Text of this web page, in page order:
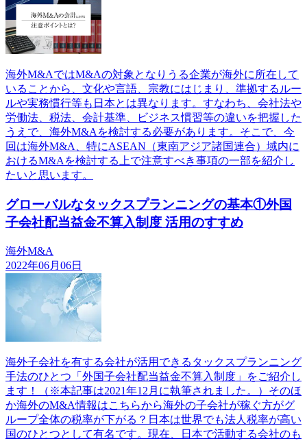
海外M&AではM&Aの対象となりうる企業が海外に所在して
いることから、文化や言語、宗教にはじまり、準拠するルー
ルや実務慣行等も日本とは異なります。すなわち、会社法や
労働法、税法、会計基準、ビジネス慣習等の違いを把握した
うえで、海外M&Aを検討する必要があります。そこで、今
回は海外M&A、特にASEAN（東南アジア諸国連合）域内に
おけるM&Aを検討する上で注意すべき事項の一部を紹介し
たいと思います。
グローバルなタックスプランニングの基本①外国
子会社配当益金不算入制度 活用のすすめ
海外M&A
2022年06月06日
海外子会社を有する会社が活用できるタックスプランニング
手法のひとつ「外国子会社配当益金不算入制度」をご紹介し
ます！（※本記事は2021年12月に執筆されました。）そのほ
か海外のM&A情報はこちらから海外の子会社が稼ぐ方がグ
ループ全体の税率が下がる？日本は世界でも法人税率が高い
国のひとつとして有名です。現在、日本で活動する会社のも